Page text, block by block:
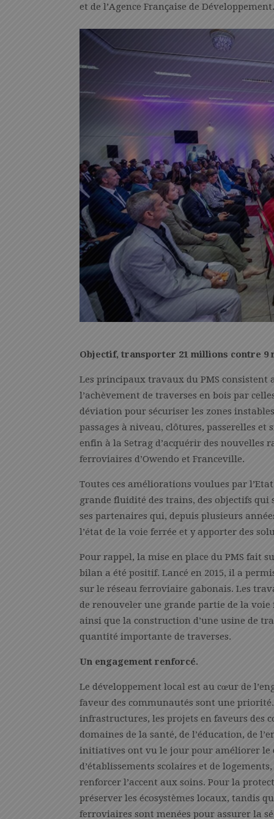
et de l’Agence Française de Développement.
Objectif, transporter 21 millions contre 9
Les principaux travaux du PMS consistent
l’achèvement de traverses en bois par
déviation pour sécuriser les zones
passages à niveau, clôtures, passerelles
enfin à la Setrag d’acquérir des nouvelles
ferroviaires d’Owendo et Franceville.
Toutes ces améliorations voulues par
grande fluidité des trains, des objectifs qui
ses partenaires qui, depuis plusieurs
l’état de la voie ferrée et y apporter des
Pour rappel, la mise en place du PMS fait
bilan a été positif. Lancé en 2015, il a
sur le réseau ferroviaire gabonais. Les
de renouveler une grande partie de la
ainsi que la construction d’une usine de
quantité importante de traverses.
Un engagement renforcé.
Le développement local est au cœur de
faveur des communautés sont une
infrastructures, les projets en faveurs des
domaines de la santé, de l’éducation, de
initiatives ont vu le jour pour améliorer le
d’établissements scolaires et de
renforcer l’accent aux soins. Pour la
préserver les écosystèmes locaux, tandis
ferroviaires sont menées pour assurer la